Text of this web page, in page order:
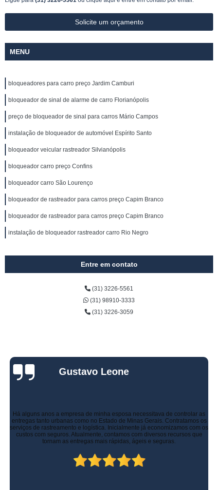
Solicite um orçamento
MENU
bloqueadores para carro preço Jardim Camburi
bloqueador de sinal de alarme de carro Florianópolis
preço de bloqueador de sinal para carros Mário Campos
instalação de bloqueador de automóvel Espírito Santo
bloqueador veicular rastreador Silvianópolis
bloqueador carro preço Confins
bloqueador carro São Lourenço
bloqueador de rastreador para carros preço Capim Branco
bloqueador de rastreador para carros preço Capim Branco
instalação de bloqueador rastreador carro Rio Negro
Entre em contato
(31) 3226-5561
(31) 98910-3333
(31) 3226-3059
Gustavo Leone
Há alguns anos a empresa de minha esposa necessitava de controlar as
entregas tanto urbanas como no Estado de Minas Gerais. Contratamos os
serviços de rastreamento e logística. Inicialmente já economizamos com os
custos com seguros. Atualmente, contamos com diversos recursos que
tornam as entregas mais rápidas, ágeis e seguras.